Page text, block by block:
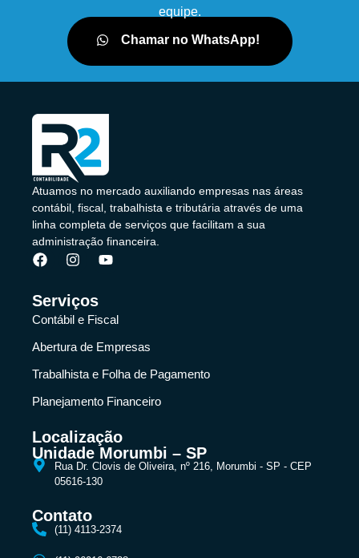
equipe.
Chamar no WhatsApp!
Atuamos no mercado auxiliando empresas nas áreas
contábil, fiscal, trabalhista e tributária através de uma
linha completa de serviços que facilitam a sua
administração financeira.
Serviços
Contábil e Fiscal
Abertura de Empresas
Trabalhista e Folha de Pagamento
Planejamento Financeiro
Localização
Unidade Morumbi – SP
Rua Dr. Clovis de Oliveira, nº 216, Morumbi - SP - CEP
05616-130
Contato
(11) 4113-2374